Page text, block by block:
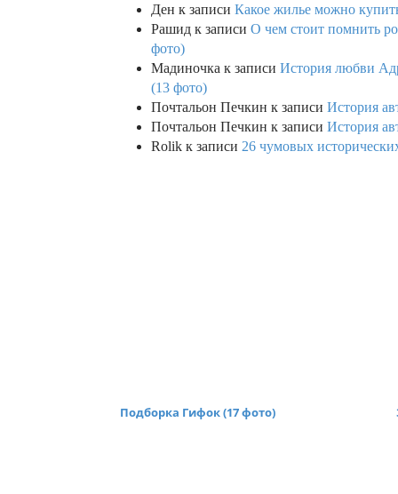
Ден к записи Какое жилье можно
Рашид к записи О чем стоит помнить
фото)
Мадиночка к записи История любви
(13 фото)
Почтальон Печкин к записи История
Почтальон Печкин к записи История
Rolik к записи 26 чумовых
Подборка Гифок (17 фото)